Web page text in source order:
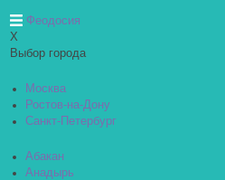
Феодосия
X
Выбор города
Москва
Ростов-на-Дону
Санкт-Петербург
Абакан
Анадырь